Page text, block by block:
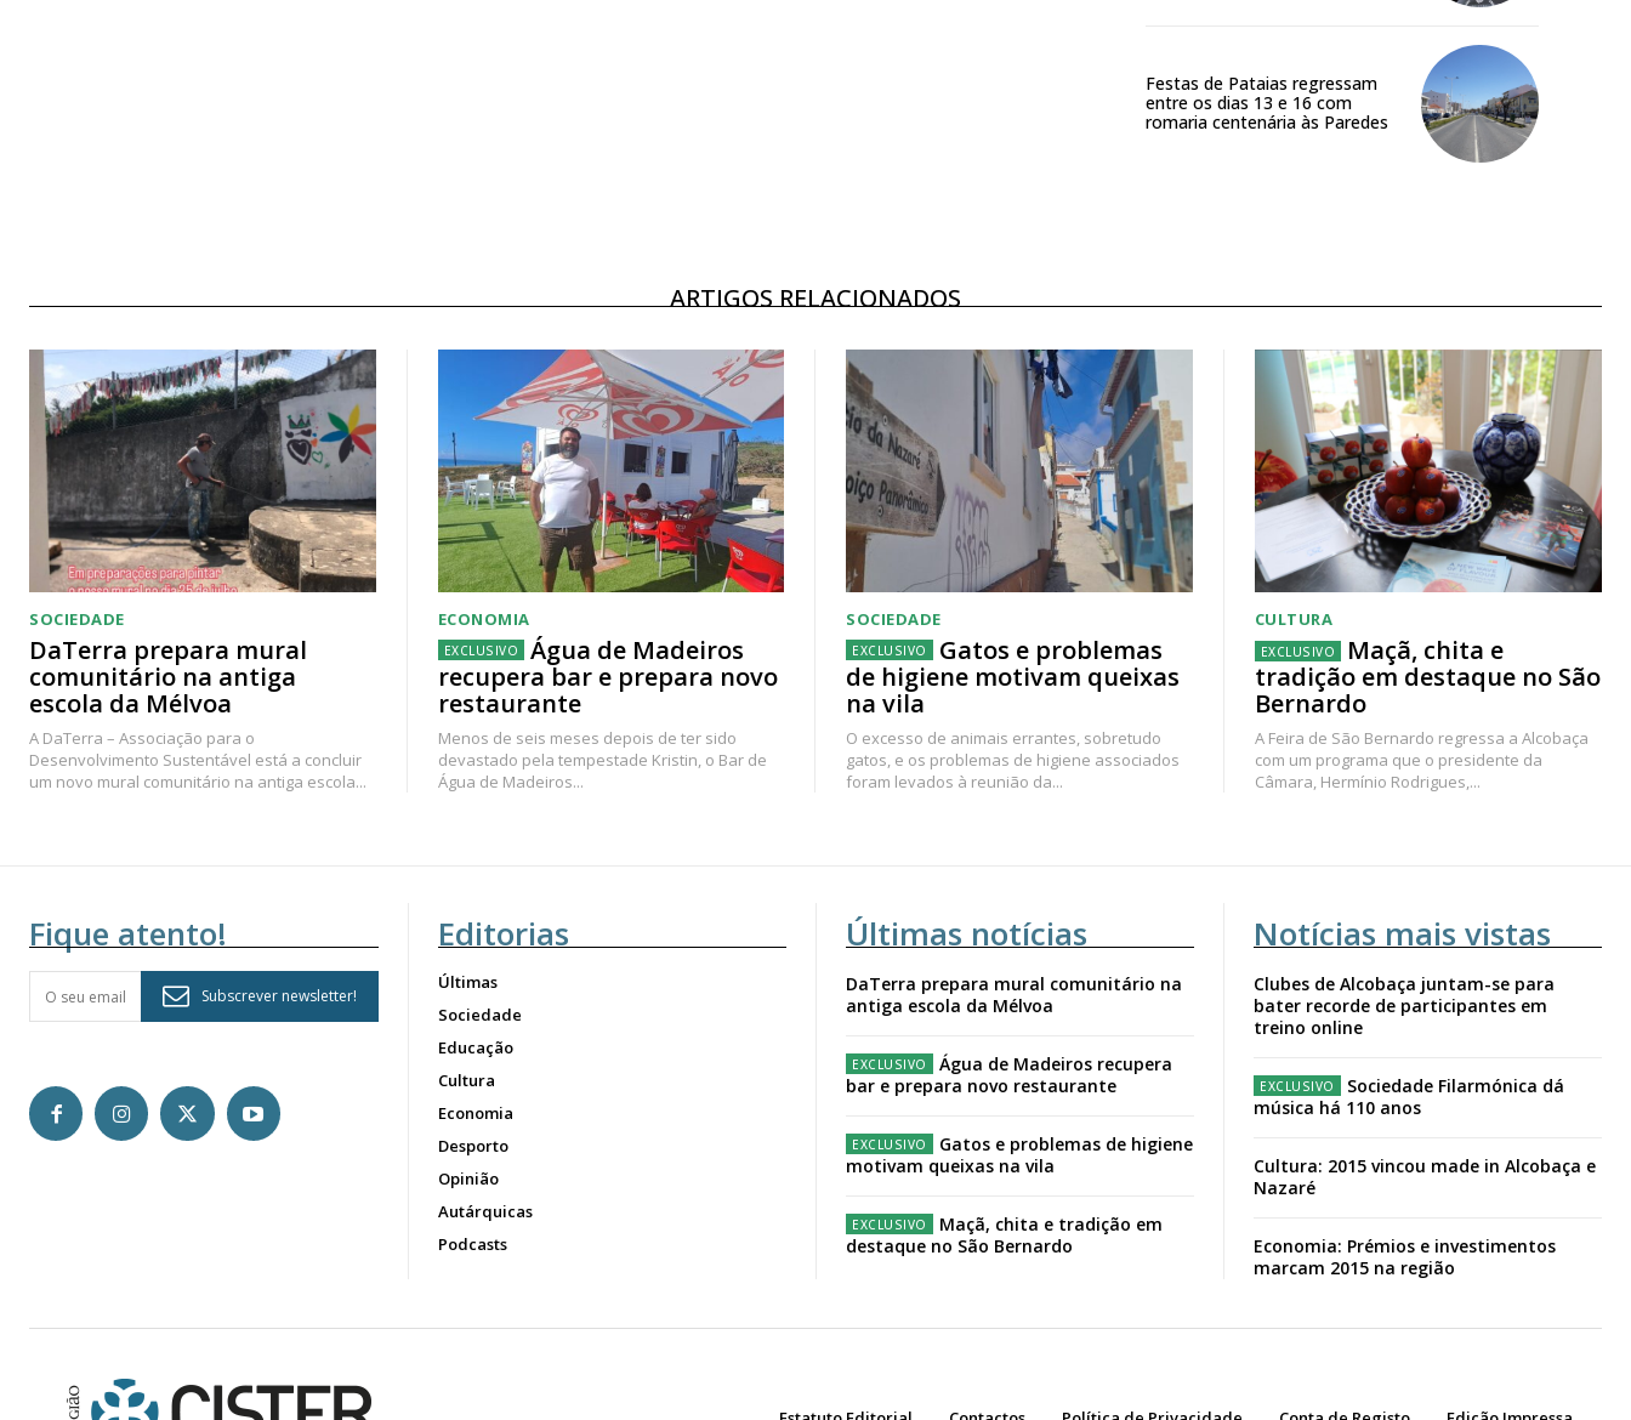
Festas de Pataias regressam
entre os dias 13 e 16 com
romaria centenária às Paredes
ARTIGOS RELACIONADOS
SOCIEDADE
DaTerra prepara mural
comunitário na antiga
escola da Mélvoa
A DaTerra – Associação para o
Desenvolvimento Sustentável está a concluir
um novo mural comunitário na antiga escola...
ECONOMIA
Água de Madeiros
recupera bar e prepara novo
restaurante
Menos de seis meses depois de ter sido
devastado pela tempestade Kristin, o Bar de
Água de Madeiros...
SOCIEDADE
Gatos e problemas
de higiene motivam queixas
na vila
O excesso de animais errantes, sobretudo
gatos, e os problemas de higiene associados
foram levados à reunião da...
CULTURA
Maçã, chita e
tradição em destaque no São
Bernardo
A Feira de São Bernardo regressa a Alcobaça
com um programa que o presidente da
Câmara, Hermínio Rodrigues,...
Fique atento!
Subscrever newsletter!
Editorias
Últimas
Sociedade
Educação
Cultura
Economia
Desporto
Opinião
Autárquicas
Podcasts
Últimas notícias
DaTerra prepara mural comunitário na
antiga escola da Mélvoa
Água de Madeiros recupera
bar e prepara novo restaurante
Gatos e problemas de higiene
motivam queixas na vila
Maçã, chita e tradição em
destaque no São Bernardo
Notícias mais vistas
Clubes de Alcobaça juntam-se para
bater recorde de participantes em
treino online
Sociedade Filarmónica dá
música há 110 anos
Cultura: 2015 vincou made in Alcobaça e
Nazaré
Economia: Prémios e investimentos
marcam 2015 na região